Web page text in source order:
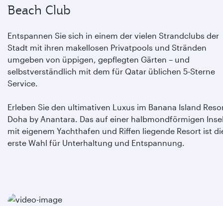
Beach Club
Entspannen Sie sich in einem der vielen Strandclubs der
Stadt mit ihren makellosen Privatpools und Stränden
umgeben von üppigen, gepflegten Gärten – und
selbstverständlich mit dem für Qatar üblichen 5-Sterne
Service.
Erleben Sie den ultimativen Luxus im Banana Island
Doha by Anantara. Das auf einer halbmondförmigen
mit eigenem Yachthafen und Riffen liegende Resort ist
erste Wahl für Unterhaltung und Entspannung.